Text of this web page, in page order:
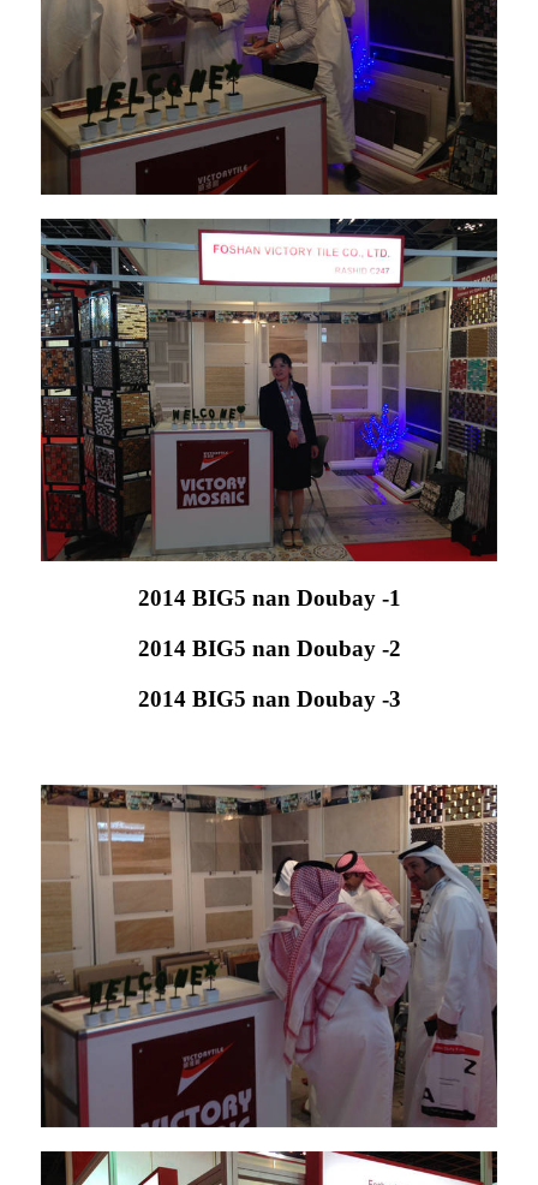
2014 BIG5 nan Doubay -1
2014 BIG5 nan Doubay -2
2014 BIG5 nan Doubay -3